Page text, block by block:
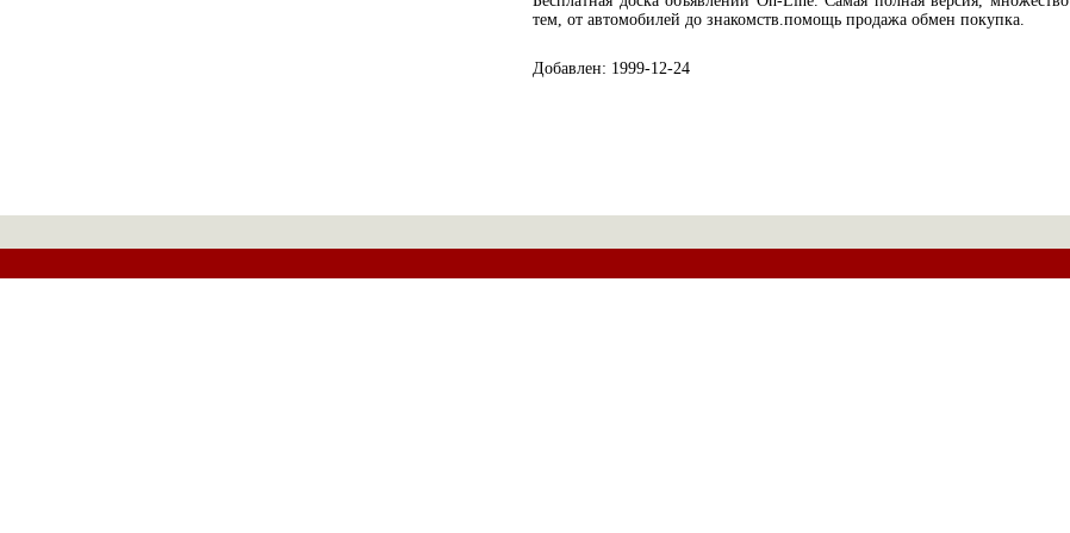
тем, от автомобилей до знакомств.помощь продажа обмен покупка.
Добавлен: 1999-12-24